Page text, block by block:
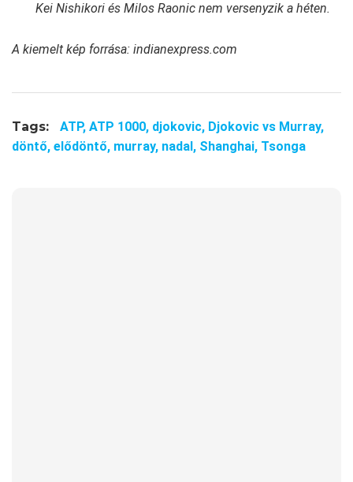
Kei Nishikori és Milos Raonic nem versenyzik a héten.
A kiemelt kép forrása: indianexpress.com
Tags: ATP, ATP 1000, djokovic, Djokovic vs Murray,
döntő, elődöntő, murray, nadal, Shanghai, Tsonga